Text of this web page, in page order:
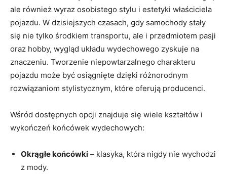
ale również wyraz osobistego stylu i estetyki właściciela
pojazdu. W dzisiejszych czasach, gdy samochody stały
się nie tylko środkiem transportu, ale i przedmiotem pasji
oraz hobby, wygląd układu wydechowego zyskuje na
znaczeniu. Tworzenie niepowtarzalnego charakteru
pojazdu może być osiągnięte dzięki różnorodnym
rozwiązaniom stylistycznym, które oferują producenci.
Wśród dostępnych opcji znajduje się wiele kształtów i
wykończeń końcówek wydechowych:
Okrągłe końcówki – klasyka, która nigdy nie wychodzi
z mody.